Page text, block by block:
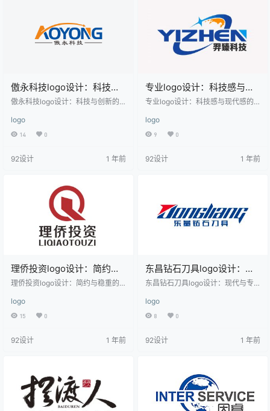
业的核心主题。整体设计适用于摄
影工作…
与整体设计风格协调一致，传达出
专业与可靠的品牌形象。适用于通
信技术、信息技术…
傲永科技logo设计：科技与
创新的视觉呈现
傲永科技logo设计：科技与创新的
现代感的风格为主，采用了橙色和
蓝色的对比色系，传达出科技感和
象征着创新与动态发展，而蓝色字
信息技术等相关行业，展现出企业
的现代感和前瞻思维。
logo
14 0
92设计 1 年前
专业logo设计：科技感与现
代感的完美融合
专业logo设计：科技感与现代感的
调，搭配橙色和白色，整体呈现出
科技感和现代感。logo中的蓝色弧
白色星星点缀，进一步强化了科技
息技术等相关行业，传达出专业、
创新和国际化的…
logo
9 0
92设计 1 年前
理侨投资logo设计：简约与
稳重的完美结合
理侨投资logo设计：简约与稳重的
图形和清晰的字体为主，展现出专
业与稳重的风格。红色的圆形和方
传达出热情与活力。下方的黑色中
传达出可靠与专业的品牌形象。
logo
15 0
92设计 1 年前
东昌钻石刀具logo设计：现
代与专业结合的典范
东昌钻石刀具logo设计：现代与专
洁而富有现代感的风格，整体色调
以蓝色为主，辅以红色和白色，象
名称“DONGCHANG”，字体粗犷有
性。设计中融入了几何图形元素，
增强了视觉冲击力，同时体现了品
牌在工业制造领域…
logo
8 0
92设计 1 年前